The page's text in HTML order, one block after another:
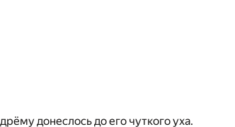
донеслось до его чуткого уха.